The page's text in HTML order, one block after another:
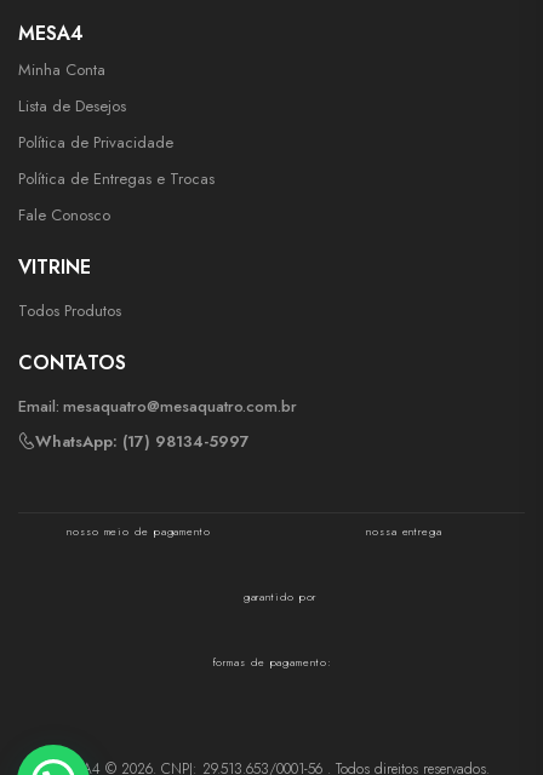
MESA4
Minha Conta
Lista de Desejos
Política de Privacidade
Política de Entregas e Trocas
Fale Conosco
VITRINE
Todos Produtos
CONTATOS
Email: mesaquatro@mesaquatro.com.br
WhatsApp: (17) 98134-5997
nosso meio de pagamento nossa entrega
garantido por
formas de pagamento:
MESA4 © 2026. CNPJ: 29.513.653/0001-56 . Todos direitos reservados.